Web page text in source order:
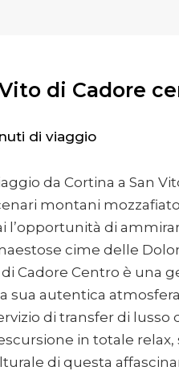
di Cadore
di viaggio
da Cortina a San
montani
l’opportunità di
cime delle
Cadore Centro è una
sua autentica
di transfer di lusso
in totale relax,
di questa